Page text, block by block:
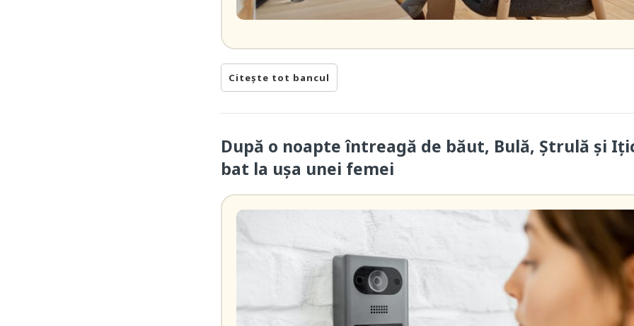
Citește tot bancul
După o noapte întreagă de băut, Bulă, Ștrulă și
bat la ușa unei femei